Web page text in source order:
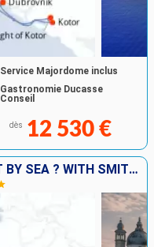
Service Majordome inclus
Gastronomie Ducasse
Conseil
dès 12 530 €
CROATIA'S DALMATIAN COAST BY SEA ? WITH SMITHSONIAN JOURNEYS